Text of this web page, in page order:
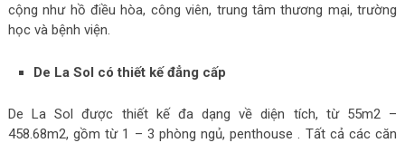
cộng như hồ điều hòa, công viên, trung tâm thương mại, trường
học và bệnh viện.
De La Sol có thiết kế đẳng cấp
De La Sol được thiết kế đa dạng về diện tích, từ 55m2 –
458.68m2, gồm từ 1 – 3 phòng ngủ, penthouse . Tất cả các căn